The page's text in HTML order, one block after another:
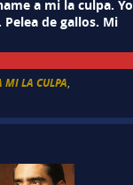
a mi la culpa. Yo
de gallos. Mi
MI LA CULPA